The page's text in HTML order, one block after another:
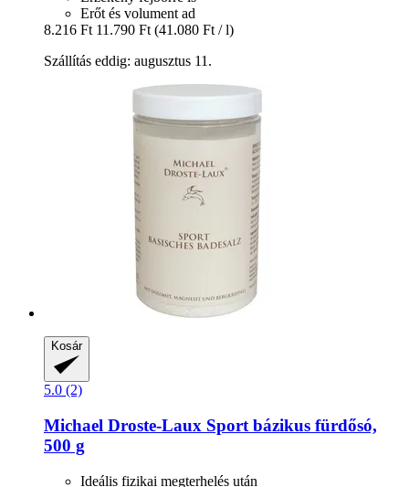
Erőt és volument ad
8.216 Ft 11.790 Ft (41.080 Ft / l)
Szállítás eddig: augusztus 11.
Kosár
5.0 (2)
Michael Droste-Laux Sport bázikus fürdősó,
500 g
Ideális fizikai megterhelés után